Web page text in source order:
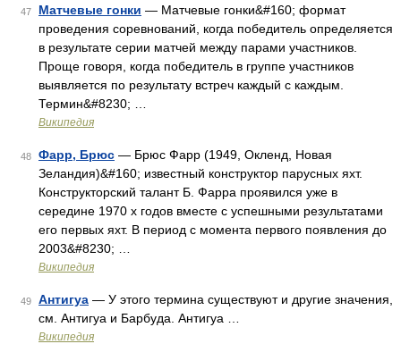
47 Матчевые гонки — Матчевые гонки&#160; формат
проведения соревнований, когда победитель определяется
в результате серии матчей между парами участников.
Проще говоря, когда победитель в группе участников
выявляется по результату встреч каждый с каждым.
Термин&#8230; …
Википедия
48 Фарр, Брюс — Брюс Фарр (1949, Окленд, Новая
Зеландия)&#160; известный конструктор парусных яхт.
Конструкторский талант Б. Фарра проявился уже в
середине 1970 х годов вместе с успешными результатами
его первых яхт. В период с момента первого появления до
2003&#8230; …
Википедия
49 Антигуа — У этого термина существуют и другие значения,
см. Антигуа и Барбуда. Антигуа …
Википедия